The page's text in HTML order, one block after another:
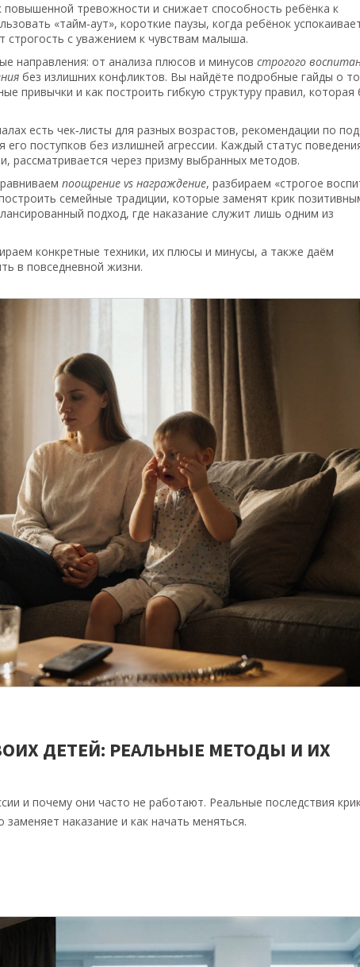
повышенной тревожности и снижает способность ребёнка к
«тайм‑аут», короткие паузы, когда ребёнок
строгость с уважением к чувствам малыша.
направления: от анализа плюсов и минусов строгого
без излишних конфликтов. Вы найдёте подробные гайды о
привычки и как построить гибкую структуру правил, которая
есть чек‑листы для разных возрастов, рекомендации по
поступков без излишней агрессии. Каждый статус
рассматривается через призму выбранных методов.
поощрение vs награждение, разбираем «строгое
семейные традиции, которые заменят крик
подход, где наказание служит лишь одним из
конкретные техники, их плюсы и минусы, а также даём
в повседневной жизни.
ДЕТЕЙ: РЕАЛЬНЫЕ МЕТОДЫ И ИХ
и почему они часто не работают. Реальные последствия
наказание и как начать меняться.